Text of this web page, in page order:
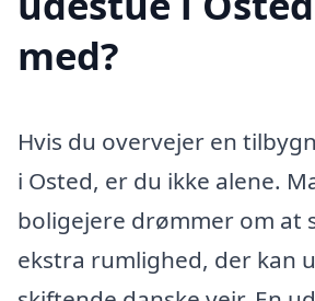
med?
Hvis du overvejer en
i Osted, er du ikke alene.
boligejere drømmer om at
ekstra rumlighed, der kan